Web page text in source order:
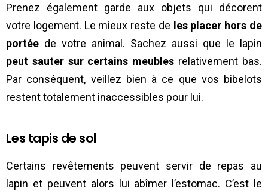
Prenez également garde aux objets qui décorent
votre logement. Le mieux reste de les placer hors de
portée de votre animal. Sachez aussi que le lapin
peut sauter sur certains meubles relativement bas.
Par conséquent, veillez bien à ce que vos bibelots
restent totalement inaccessibles pour lui.
Les tapis de sol
Certains revêtements peuvent servir de repas au
lapin et peuvent alors lui abîmer l’estomac. C’est le